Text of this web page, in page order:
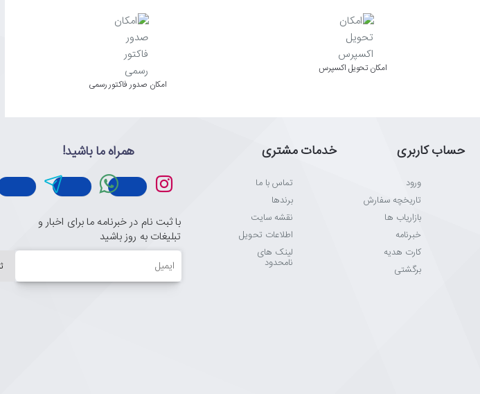
اﻣﮑﺎن ﺗﺤﻮﯾﻞ اﮐﺴﭙﺮس
امکان صدور فاکتور رسمی
حساب کاربری
ورود
تاریخچه سفارش
بازاریاب ها
خبرنامه
کارت هدیه
برگشتی
خدمات مشتری
تماس با ما
برندها
نقشه سایت
اطلاعات تحویل
لینک های
نامحدود
همراه ما باشید!
با ثبت نام در خبرنامه ما برای اخبار و
تبلیغات به روز باشید
ایمیل